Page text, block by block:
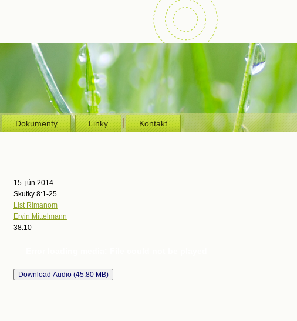
Dokumenty Linky Kontakt
15. jún 2014
Skutky 8:1-25
List Rimanom
Ervin Mittelmann
38:10